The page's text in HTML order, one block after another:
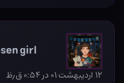
girl
۱۲ اردیبهشت ۰۱ در ۰:۵۴ ق٫ظ